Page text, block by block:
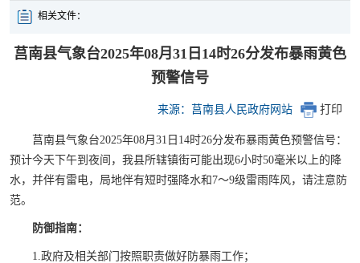
相关文件：
莒南县气象台2025年08月31日14时26分发布暴雨黄色
预警信​号
来源：莒南县人民政府网站 打印
莒南县气象台2025年08月31日14时26分发布暴雨黄色预警信号：
预计今天下午到夜间，我县所辖镇街可能出现6小时50毫米以上的降
水，并伴有雷电，局地伴有短时强降水和7～9级雷雨阵风，请注意防
范。
防御指南：
1.政府及相关部门按照职责做好防暴雨工作；